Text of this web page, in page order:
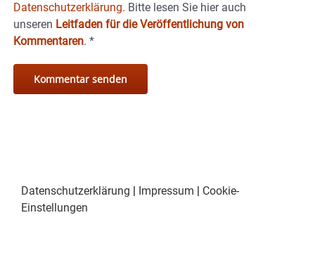
Datenschutzerklärung. Bitte lesen Sie hier auch
unseren Leitfaden für die Veröffentlichung von
Kommentaren. *
Datenschutzerklärung Impressum
Cookie-
Einstellungen